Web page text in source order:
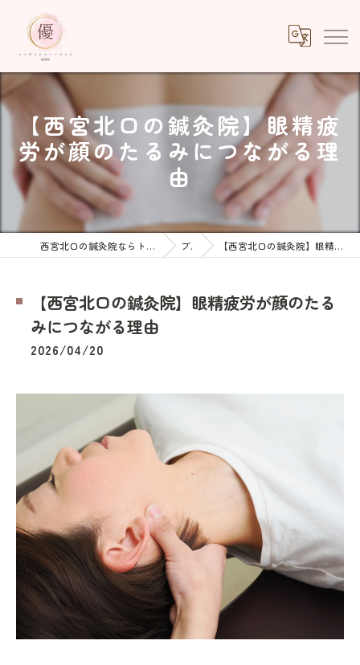
【西宮北口の鍼灸院】眼精疲
労が顔のたるみにつながる理
由
西宮北口の鍼灸院ならトータルトリートメント優鍼灸院 ブログ 【西宮北口の鍼灸院】眼精疲労が顔のたるみにつながる理由
【西宮北口の鍼灸院】眼精疲労が顔のたる
みにつながる理由
2026/04/20